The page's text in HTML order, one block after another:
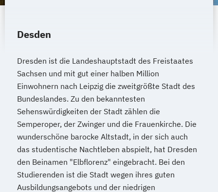
Desden
Dresden ist die Landeshauptstadt des Freistaates
Sachsen und mit gut einer halben Million
Einwohnern nach Leipzig die zweitgrößte Stadt des
Bundeslandes. Zu den bekanntesten
Sehenswürdigkeiten der Stadt zählen die
Semperoper, der Zwinger und die Frauenkirche. Die
wunderschöne barocke Altstadt, in der sich auch
das studentische Nachtleben abspielt, hat Dresden
den Beinamen "Elbflorenz" eingebracht. Bei den
Studierenden ist die Stadt wegen ihres guten
Ausbildungsangebots und der niedrigen